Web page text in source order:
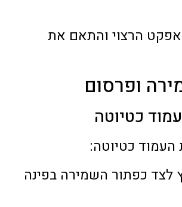
הרצוי והתאם את
כטיוטה:
לצד כפתור השמירה בפינה